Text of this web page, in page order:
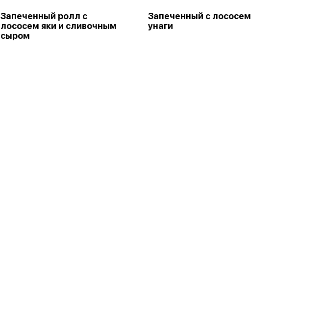
Запеченный ролл с
лососем яки и сливочным
сыром
Запеченный с лососем
унаги